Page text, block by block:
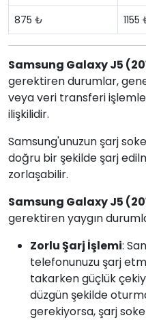
875 ₺ 1155
Samsung Galaxy J5
gerektiren durumlar,
veya veri transferi
ilişkilidir.
Samsung'unuzun şarj
doğru bir şekilde şarj
zorlaşabilir.
Samsung Galaxy J5
gerektiren yaygın
Zorlu Şarj İşlemi:
telefonunuzu şarj
takarken güçlük
düzgün şekilde
gerekiyorsa, şarj